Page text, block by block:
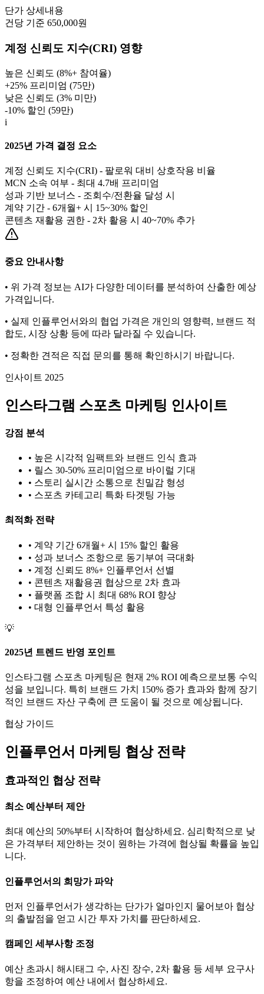
단가 상세내용
건당 기준 650,000원
계정 신뢰도 지수(CRI) 영향
높은 신뢰도 (8%+ 참여율)
+25% 프리미엄 (75만)
낮은 신뢰도 (3% 미만)
-10% 할인 (59만)
i
2025년 가격 결정 요소
계정 신뢰도 지수(CRI) - 팔로워 대비 상호작용 비율
MCN 소속 여부 - 최대 4.7배 프리미엄
성과 기반 보너스 - 조회수/전환율 달성 시
계약 기간 - 6개월+ 시 15~30% 할인
콘텐츠 재활용 권한 - 2차 활용 시 40~70% 추가
중요 안내사항
• 위 가격 정보는 AI가 다양한 데이터를 분석하여 산출한 예상
가격입니다.
• 실제 인플루언서와의 협업 가격은 개인의 영향력, 브랜드 적
합도, 시장 상황 등에 따라 달라질 수 있습니다.
• 정확한 견적은 직접 문의를 통해 확인하시기 바랍니다.
인사이트 2025
인스타그램 스포츠 마케팅 인사이트
강점 분석
• 높은 시각적 임팩트와 브랜드 인식 효과
• 릴스 30-50% 프리미엄으로 바이럴 기대
• 스토리 실시간 소통으로 친밀감 형성
• 스포츠 카테고리 특화 타겟팅 가능
최적화 전략
• 계약 기간 6개월+ 시 15% 할인 활용
• 성과 보너스 조항으로 동기부여 극대화
• 계정 신뢰도 8%+ 인플루언서 선별
• 콘텐츠 재활용권 협상으로 2차 효과
• 플랫폼 조합 시 최대 68% ROI 향상
• 대형 인플루언서 특성 활용
💡
2025년 트렌드 반영 포인트
인스타그램 스포츠 마케팅은 현재 2% ROI 예측으로 보통 수익
성을 보입니다. 특히 브랜드 가치
150% 증가 효과와 함께 장기
적인 브랜드 자산 구축에 큰 도움이 될 것으로 예상됩니다.
협상 가이드
인플루언서 마케팅 협상 전략
효과적인 협상 전략
최소 예산부터 제안
최대 예산의 50%부터 시작하여 협상하세요. 심리학적으로 낮
은 가격부터 제안하는 것이 원하는 가격에 협상될 확률을 높입
니다.
인플루언서의 희망가 파악
먼저 인플루언서가 생각하는 단가가 얼마인지 물어보아 협상
의 출발점을 얻고 시간 투자 가치를 판단하세요.
캠페인 세부사항 조정
예산 초과시 해시태그 수, 사진 장수, 2차 활용 등 세부 요구사
항을 조정하여 예산 내에서 협상하세요.